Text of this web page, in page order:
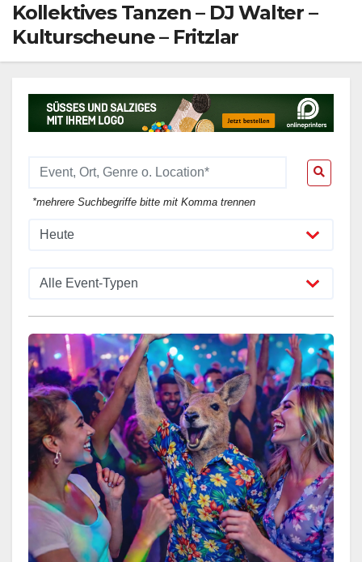
Kollektives Tanzen – DJ Walter –
Kulturscheune – Fritzlar
*mehrere Suchbegriffe bitte mit Komma trennen